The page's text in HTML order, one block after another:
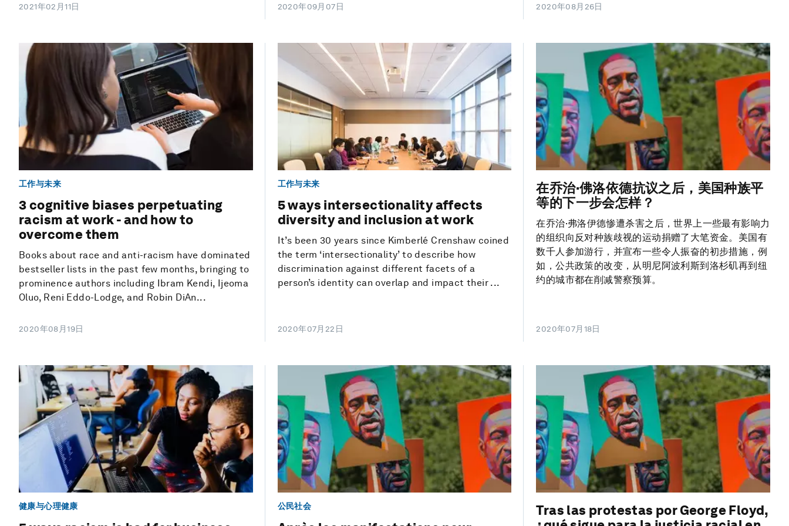
2021年02月11日 2020年09月07日 2020年08月26日
工作与未来
3 cognitive biases perpetuating
racism at work - and how to
overcome them
Books about race and anti-racism have dominated
bestseller lists in the past few months, bringing to
prominence authors including Ibram Kendi, Ijeoma
Oluo, Reni Eddo-Lodge, and Robin DiAn...
2020年08月19日
工作与未来
5 ways intersectionality affects
diversity and inclusion at work
It’s been 30 years since Kimberlé Crenshaw coined
the term ‘intersectionality’ to describe how
discrimination against different facets of a
person’s identity can overlap and impact their ...
2020年07月22日
在乔治·佛洛依德抗议之后，美国种族平
等的下一步会怎样？
在乔治·弗洛伊德惨遭杀害之后，世界上一些最有影响力
的组织向反对种族歧视的运动捐赠了大笔资金。美国有
数千人参加游行，并宣布一些令人振奋的初步措施，例
如，公共政策的改变，从明尼阿波利斯到洛杉矶再到纽
约的城市都在削减警察预算。
2020年07月18日
健康与心理健康 公民社会
Tras las protestas por George Floyd,